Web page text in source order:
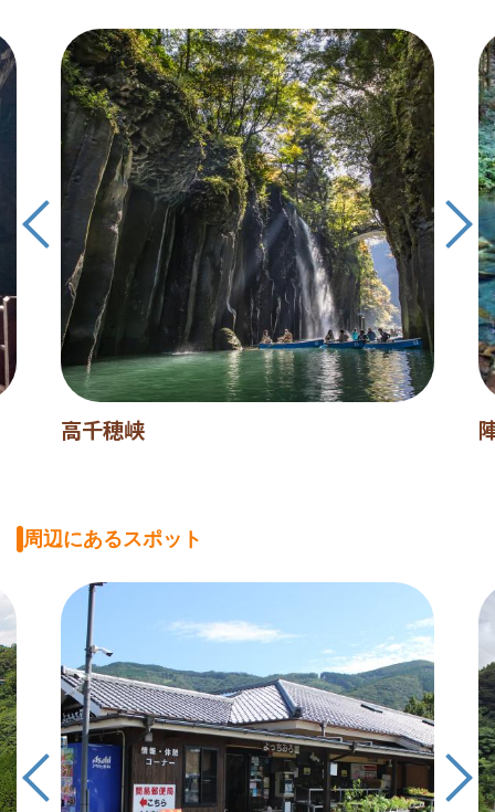
高千穂峡
周辺にあるスポット